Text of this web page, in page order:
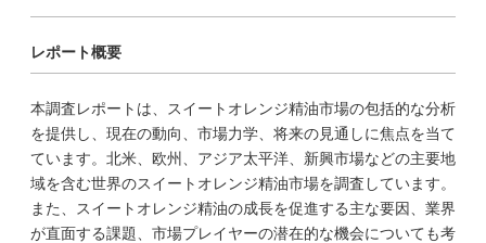
レポート概要
本調査レポートは、スイートオレンジ精油市場の包括的な分析
を提供し、現在の動向、市場力学、将来の見通しに焦点を当て
ています。北米、欧州、アジア太平洋、新興市場などの主要地
域を含む世界のスイートオレンジ精油市場を調査しています。
また、スイートオレンジ精油の成長を促進する主な要因、業界
が直面する課題、市場プレイヤーの潜在的な機会についても考